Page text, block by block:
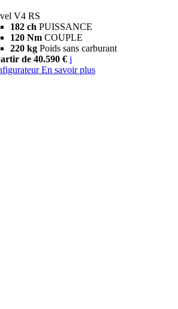
V4 RS
182 ch PUISSANCE
120 Nm COUPLE
220 kg Poids sans carburant
de 40.590 € i
En savoir plus